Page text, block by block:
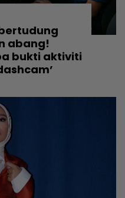
abang!
bukti aktiviti